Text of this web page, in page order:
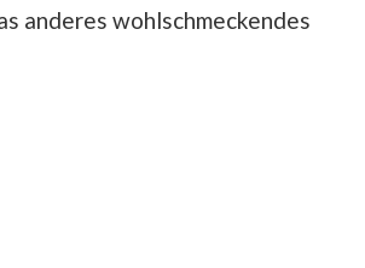
anderes wohlschmeckendes